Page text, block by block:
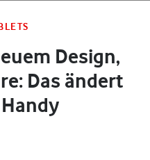
Design,
Das ändert